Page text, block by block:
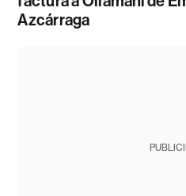
Azcárraga